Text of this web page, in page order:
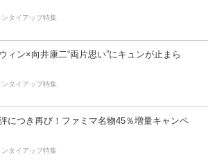
ンタイアップ特集
ィン×向井康二“両片思い”にキュンが止まら
ンタイアップ特集
につき再び！ファミマ名物45％増量キャンペ
ンタイアップ特集